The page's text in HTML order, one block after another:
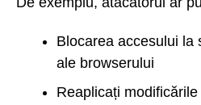
Blocarea accesului la
ale browserului
Reaplicați